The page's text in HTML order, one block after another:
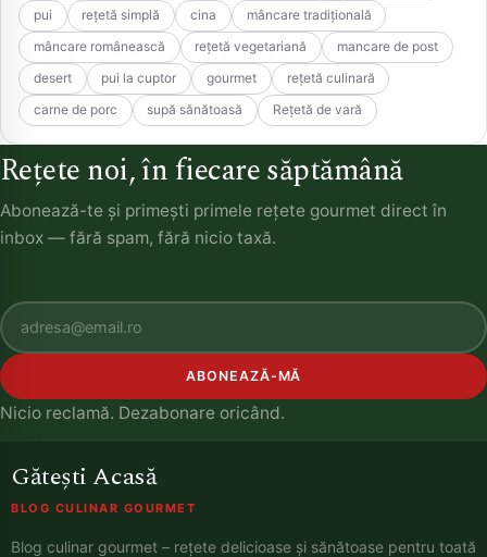
pui
rețetă simplă cina
mâncare tradițională
mâncare românească
rețetă vegetariană
mancare de post
desert
pui la cuptor gourmet
rețetă culinară
carne de porc
supă sănătoasă Rețetă de vară
Rețete noi, în fiecare săptămână
Abonează-te și primești primele rețete gourmet direct în
inbox — fără spam, fără nicio taxă.
ABONEAZĂ-MĂ
Nicio reclamă. Dezabonare oricând.
Gătești Acasă
BLOG CULINAR GOURMET
Blog culinar gourmet – rețete delicioase și sănătoase pentru toată